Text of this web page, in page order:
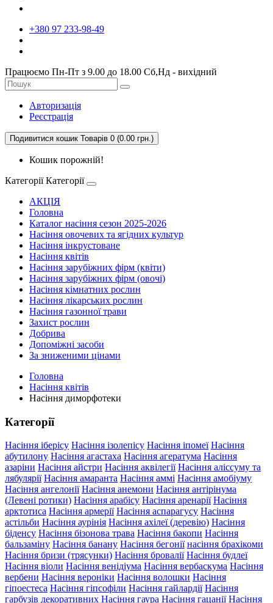
+380 97 233-98-49
Працюємо Пн-Пт з 9.00 до 18.00 Сб,Нд - вихідний
Авторизація
Реєстрація
Подивитися кошик Товарів 0 (0.00 грн.)
Кошик порожній!
Категорії Категорії
АКЦІЯ
Головна
Каталог насіння сезон 2025-2026
Насіння овочевих та ягідних культур
Насіння інкрустоване
Насіння квітів
Насіння зарубіжних фірм (квіти)
Насіння зарубіжних фірм (овочі)
Насіння кімнатних рослин
Насіння лікарських рослин
Насіння газонної трави
Захист рослин
Добрива
Допоміжні засоби
За зниженими цінами
Головна
Насіння квітів
Насіння диморфотеки
Категорії
Насіння іберісу Насіння ізолепісу Насіння іпомеї Насіння
абутилону Насіння агастаха Насіння агератума Насіння
азаріни Насіння айстри Насіння аквілегії Насіння аліссуму та
лябулярії Насіння амаранта Насіння аммі Насіння амобіуму
Насіння ангелонії Насіння анемони Насіння антірінума
(Левені ротики) Насіння арабісу Насіння аренарії Насіння
арктотиса Насіння армерії Насіння аспарагусу Насіння
астільби Насіння аурінія Насіння ахілеї (деревію) Насіння
біденсу Насіння бізонова трава Насіння бакопи Насіння
бальзаміну Насіння банану Насіння бегонії насіння брахікоми
Насіння бризи (трясунки) Насіння бровалії Насіння будлеї
Насіння віоли Насіння венідіума Насіння вербаскума Насіння
вербени Насіння вероніки Насіння волошки Насіння
гіпоестеса Насіння гіпсофіли Насіння гайлардії Насіння
гарбузів декоративних Насіння гаура Насіння гацанії Насіння